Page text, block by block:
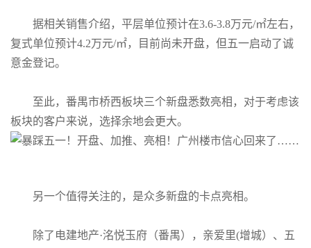
据相关销售介绍，平层单位预计在3.6-3.8万元/㎡左右，
复式单位预计4.2万元/㎡，目前尚未开盘，但五一启动了诚
意金登记。
至此，番禺市桥西板块三个新盘悉数亮相，对于考虑该
板块的客户来说，选择余地会更大。
另一个值得关注的，是众多新盘的卡点亮相。
除了电建地产·洺悦玉府（番禺），亲爱里(增城）、五